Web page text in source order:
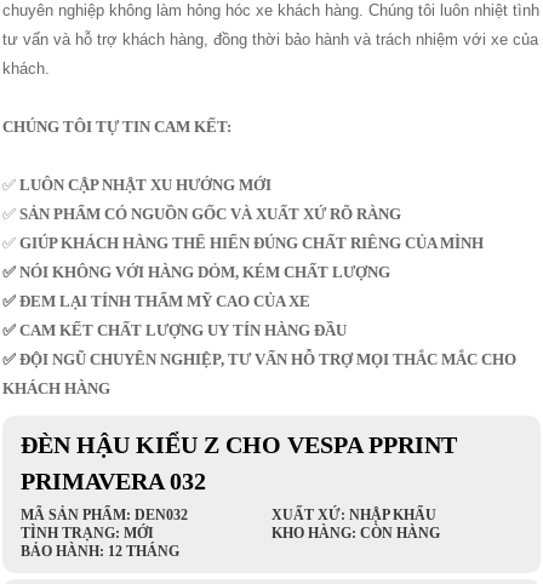
chuyên nghiệp không làm hỏng hóc xe khách hàng. Chúng tôi luôn nhiệt tình
tư vấn và hỗ trợ khách hàng, đồng thời bảo hành và trách nhiệm với xe của
khách.
CHÚNG TÔI TỰ TIN CAM KẾT:
✅LUÔN CẬP NHẬT XU HƯỚNG MỚI
✅SẢN PHẨM CÓ NGUỒN GỐC VÀ XUẤT XỨ RÕ RÀNG
✅ GIÚP KHÁCH HÀNG THỂ HIỂN ĐÚNG CHẤT RIÊNG CỦA MÌNH
✅ NÓI KHÔNG VỚI HÀNG DỎM, KÉM CHẤT LƯỢNG
✅ ĐEM LẠI TÍNH THẨM MỸ CAO CỦA XE
✅ CAM KẾT CHẤT LƯỢNG UY TÍN HÀNG ĐẦU
✅ ĐỘI NGŨ CHUYÊN NGHIỆP, TƯ VẤN HỖ TRỢ MỌI THẮC MẮC CHO
KHÁCH HÀNG
ĐÈN HẬU KIỂU Z CHO VESPA PPRINT
PRIMAVERA 032
MÃ SẢN PHẨM: DEN032
XUẤT XỨ: NHẬP KHẨU
TÌNH TRẠNG: MỚI
KHO HÀNG: CÒN HÀNG
BẢO HÀNH: 12 THÁNG